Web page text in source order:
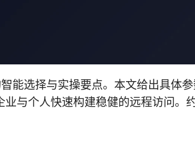
能选择与实操要点。本文给出具体
与个人快速构建稳健的远程访问。